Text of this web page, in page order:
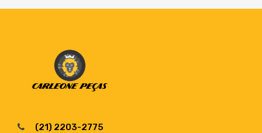
(21) 2203-2775